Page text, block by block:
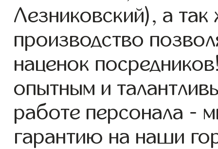
Лезниковский), а
производство
наценок
опытным и
работе персонала -
гарантию на наши